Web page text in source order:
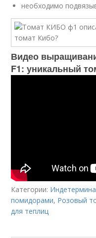
необходимо
Видео
F1: уникальный
Категории:
помидорами, Розовый
для теплиц